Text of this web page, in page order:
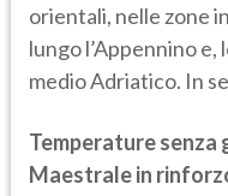
orientali, nelle zone
lungo l’Appennino
medio Adriatico. In
Temperature senza
Maestrale in